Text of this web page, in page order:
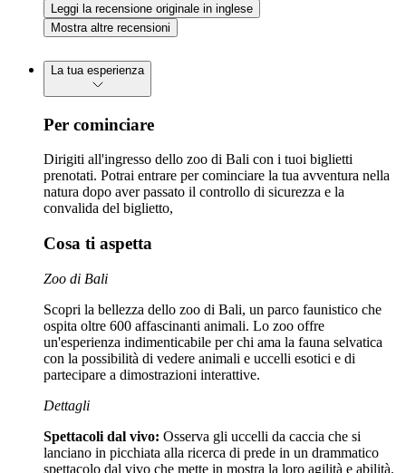
Leggi la recensione originale in inglese
Mostra altre recensioni
La tua esperienza
Per cominciare
Dirigiti all'ingresso dello zoo di Bali con i tuoi biglietti
prenotati. Potrai entrare per cominciare la tua avventura nella
natura dopo aver passato il controllo di sicurezza e la
convalida del biglietto,
Cosa ti aspetta
Zoo di Bali
Scopri la bellezza dello zoo di Bali, un parco faunistico che
ospita oltre 600 affascinanti animali. Lo zoo offre
un'esperienza indimenticabile per chi ama la fauna selvatica
con la possibilità di vedere animali e uccelli esotici e di
partecipare a dimostrazioni interattive.
Dettagli
Spettacoli dal vivo: Osserva gli uccelli da caccia che si
lanciano in picchiata alla ricerca di prede in un drammatico
spettacolo dal vivo che mette in mostra la loro agilità e abilità.